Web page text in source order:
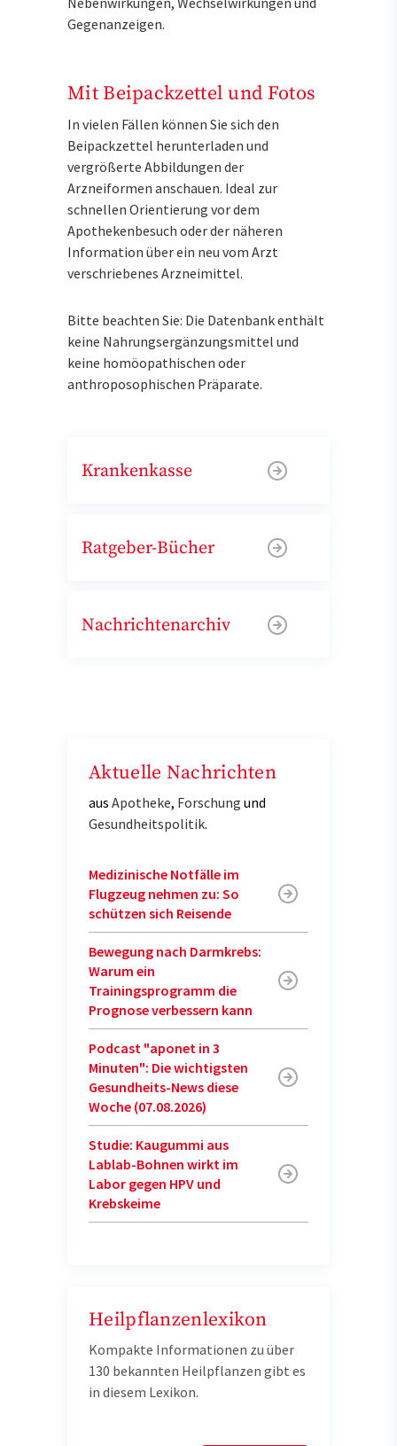
Gegenanzeigen.
Mit Beipackzettel und Fotos
In vielen Fällen können Sie sich den
Beipackzettel herunterladen und
vergrößerte Abbildungen der
Arzneiformen anschauen. Ideal zur
schnellen Orientierung vor dem
Apothekenbesuch oder der näheren
Information über ein neu vom Arzt
verschriebenes Arzneimittel.
Bitte beachten Sie: Die Datenbank enthält
keine Nahrungsergänzungsmittel und
keine homöopathischen oder
anthroposophischen Präparate.
Krankenkasse
Ratgeber-Bücher
Nachrichtenarchiv
Aktuelle Nachrichten
aus Apotheke, Forschung und
Gesundheitspolitik.
Medizinische Notfälle im
Flugzeug nehmen zu: So
schützen sich Reisende
Bewegung nach Darmkrebs:
Warum ein
Trainingsprogramm die
Prognose verbessern kann
Podcast "aponet in 3
Minuten": Die wichtigsten
Gesundheits-News diese
Woche (07.08.2026)
Studie: Kaugummi aus
Lablab-Bohnen wirkt im
Labor gegen HPV und
Krebskeime
Heilpflanzenlexikon
Kompakte Informationen zu über
130 bekannten Heilpflanzen gibt es
in diesem Lexikon.